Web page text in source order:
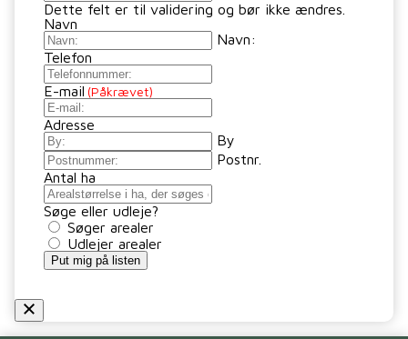
Dette felt er til validering og bør ikke ændres.
Navn
Navn:
Telefon
E-mail (Påkrævet)
Adresse
By
Postnr.
Antal ha
Søge eller udleje?
Søger arealer
Udlejer arealer